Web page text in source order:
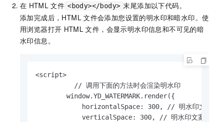
在 HTML 文件 <body></body> 末尾添加以下代码。
添加完成后，HTML 文件会添加您设置的明水印和暗水印。使
用浏览器打开 HTML 文件，会显示明水印信息和不可见的暗
水印信息。
<script>
          // 调用下面的方法时会渲染明水印
        window.YD_WATERMARK.render({
horizontalSpace: 300, // 明水印文案之
verticalSpace: 300, // 明水印文案之间